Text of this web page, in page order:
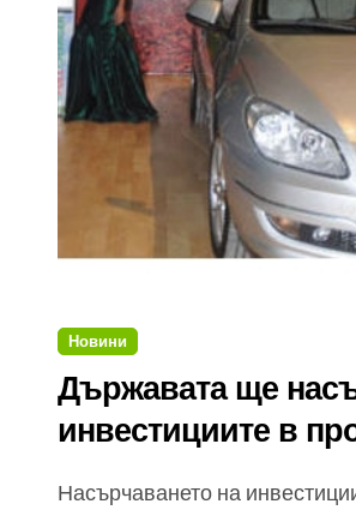
Новини
Държавата ще
инвестициите в
Насърчаването на инвестициите в